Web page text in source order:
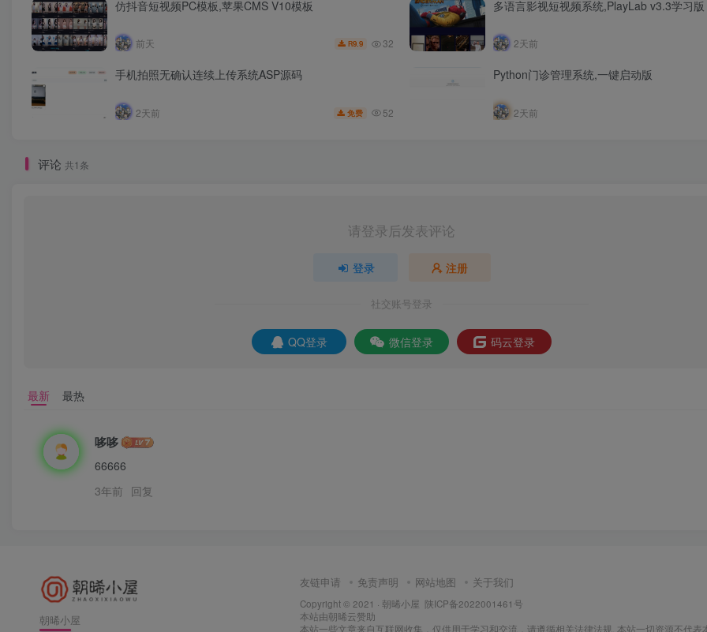
仿抖音短视频PC模板,苹果CMS V10模板
前天 R9.9 32
多语言影视短视频系统,PlayLab v3.3学习版
2天前
手机拍照无确认连续上传系统ASP源码
2天前 免费 52
Python门诊管理系统,一键启动版
2天前
评论 共1条
请登录后发表评论
登录 注册
社交账号登录
QQ登录 微信登录 码云登录
最新 最热
哆哆
66666
3年前 回复
朝晞小屋
友链申请 免责声明 网站地图 关于我们
Copyright © 2021 · 朝晞小屋 陕ICP备2022001461号
本站由朝晞云赞助
本站一些文章来自互联网收集，仅供用于学习和交流，请遵循相关法律法规. 本站一切资源不代表